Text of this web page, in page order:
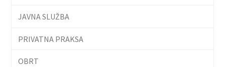
JAVNA SLUŽBA
PRIVATNA PRAKSA
OBRT